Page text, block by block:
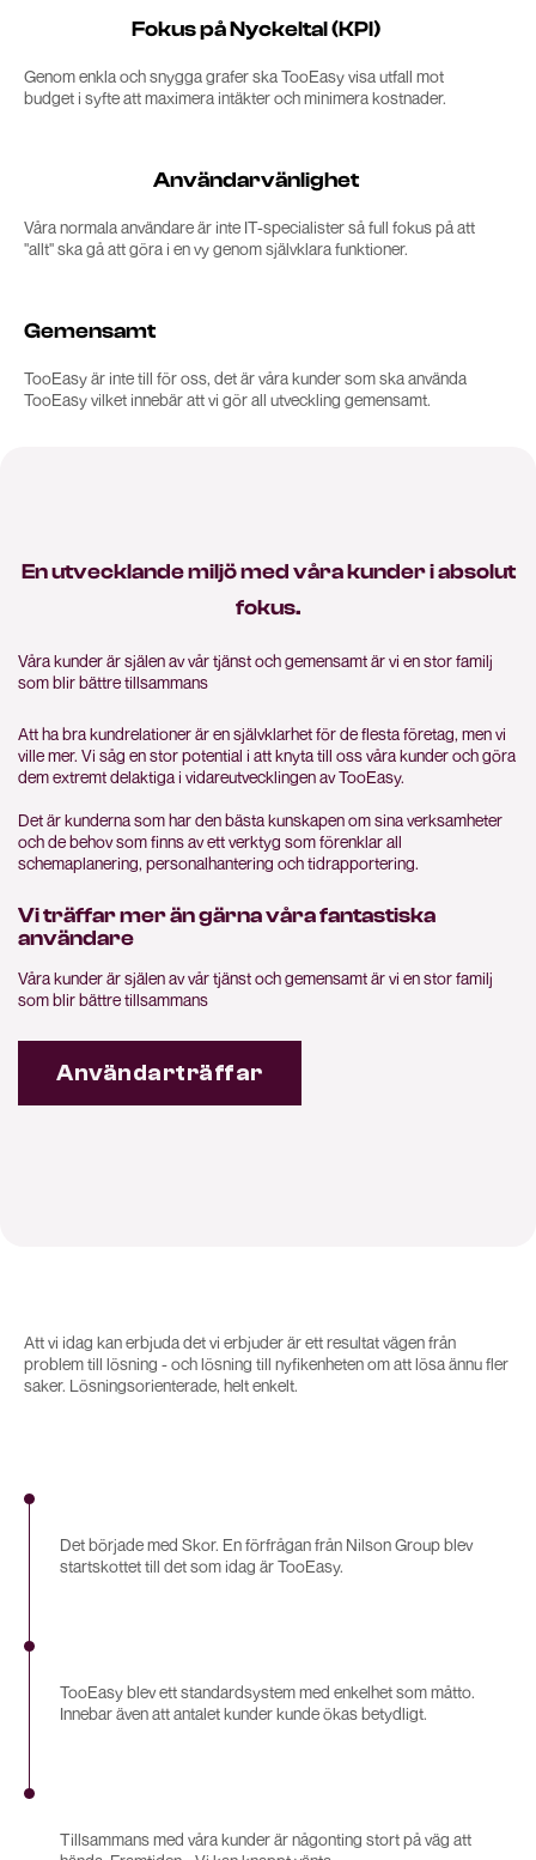
Fokus på Nyckeltal (KPI)
Genom enkla och snygga grafer ska TooEasy visa utfall mot
budget i syfte att maximera intäkter och minimera kostnader.
Användarvänlighet
Våra normala användare är inte IT-specialister så full fokus på att
"allt" ska gå att göra i en vy genom självklara funktioner.
Gemensamt
TooEasy är inte till för oss, det är våra kunder som ska använda
TooEasy vilket innebär att vi gör all utveckling gemensamt.
En utvecklande miljö med våra kunder i absolut
fokus.
Våra kunder är själen av vår tjänst och gemensamt är vi en stor familj
som blir bättre tillsammans
Att ha bra kundrelationer är en självklarhet för de flesta företag, men vi
ville mer. Vi såg en stor potential i att knyta till oss våra kunder och göra
dem extremt delaktiga i vidareutvecklingen av TooEasy.
Det är kunderna som har den bästa kunskapen om sina verksamheter
och de behov som finns av ett verktyg som förenklar all
schemaplanering, personalhantering och tidrapportering.
Vi träffar mer än gärna våra fantastiska
användare
Våra kunder är själen av vår tjänst och gemensamt är vi en stor familj
som blir bättre tillsammans
Användarträffar
Att vi idag kan erbjuda det vi erbjuder är ett resultat vägen från
problem till lösning - och lösning till nyfikenheten om att lösa ännu fler
saker. Lösningsorienterade, helt enkelt.
Det började med Skor. En förfrågan från Nilson Group blev
startskottet till det som idag är TooEasy.
TooEasy blev ett standardsystem med enkelhet som måtto.
Innebar även att antalet kunder kunde ökas betydligt.
Tillsammans med våra kunder är någonting stort på väg att